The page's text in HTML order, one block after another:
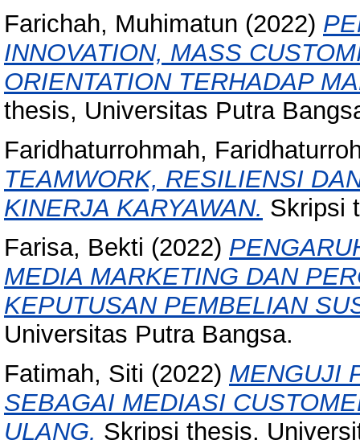
Farichah, Muhimatun (2022)
INNOVATION, MASS
ORIENTATION TERHADAP
thesis, Universitas Putra
Faridhaturrohmah,
TEAMWORK, RESILIENSI
KINERJA KARYAWAN. Skripsi
Farisa, Bekti (2022)
MEDIA MARKETING DAN
KEPUTUSAN PEMBELIAN
Universitas Putra Bangsa.
Fatimah, Siti (2022) MENGUJI
SEBAGAI MEDIASI
ULANG. Skripsi thesis,